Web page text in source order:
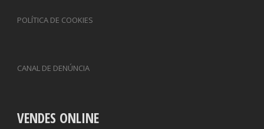
POLÍTICA DE COOKIES
CANAL DE DENÚNCIA
VENDES ONLINE